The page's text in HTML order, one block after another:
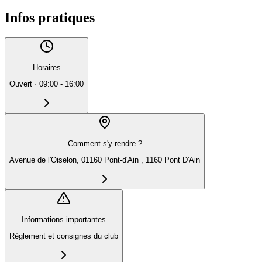
Infos pratiques
Horaires
Ouvert · 09:00 - 16:00
Comment s'y rendre ?
Avenue de l'Oiselon, 01160 Pont-d'Ain , 1160 Pont D'Ain
Informations importantes
Règlement et consignes du club